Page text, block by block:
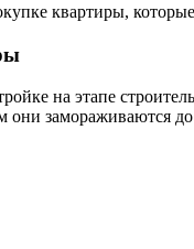
квартиры,
на этапе
они замораживаются